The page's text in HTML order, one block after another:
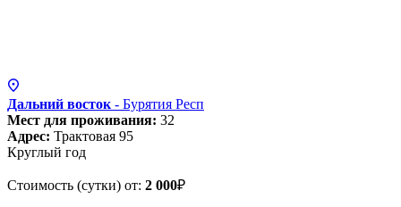
Дальний восток - Бурятия Респ
Мест для проживания: 32
Адрес: Трактовая 95
Круглый год
Стоимость (сутки) от: 2 000₽